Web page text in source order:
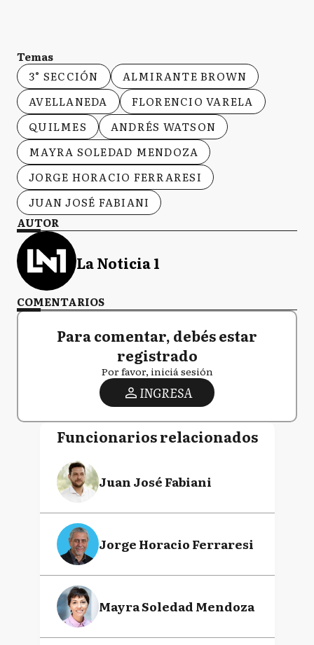
Temas
3° SECCIÓN
ALMIRANTE BROWN
AVELLANEDA
FLORENCIO VARELA
QUILMES
ANDRÉS WATSON
MAYRA SOLEDAD MENDOZA
JORGE HORACIO FERRARESI
JUAN JOSÉ FABIANI
AUTOR
La Noticia 1
COMENTARIOS
Para comentar, debés estar
registrado
Por favor, iniciá sesión
INGRESA
Funcionarios relacionados
Juan José Fabiani
Jorge Horacio Ferraresi
Mayra Soledad Mendoza